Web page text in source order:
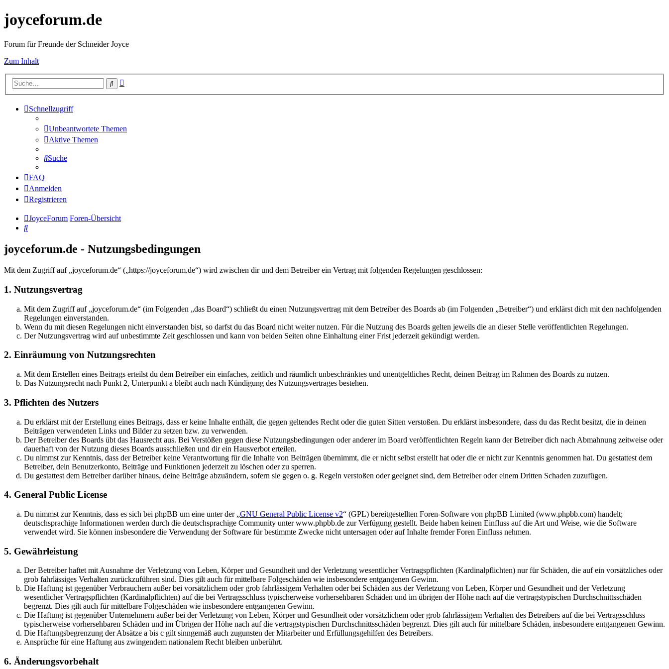
joyceforum.de
Forum für Freunde der Schneider Joyce
Zum Inhalt
Suche
Schnellzugriff
Unbeantwortete Themen
Aktive Themen
Suche
FAQ
Anmelden
Registrieren
JoyceForum Foren-Übersicht
Suche
joyceforum.de - Nutzungsbedingungen
Mit dem Zugriff auf „joyceforum.de“ („https://joyceforum.de“) wird zwischen dir und dem Betreiber ein Vertrag mit folgenden Regelungen geschlossen:
1. Nutzungsvertrag
Mit dem Zugriff auf „joyceforum.de“ (im Folgenden „das Board“) schließt du einen Nutzungsvertrag mit dem Betreiber des Boards ab (im Folgenden „Betreiber“) und erklärst dich mit den nachfolgenden
Regelungen einverstanden.
Wenn du mit diesen Regelungen nicht einverstanden bist, so darfst du das Board nicht weiter nutzen. Für die Nutzung des Boards gelten jeweils die an dieser Stelle veröffentlichten Regelungen.
Der Nutzungsvertrag wird auf unbestimmte Zeit geschlossen und kann von beiden Seiten ohne Einhaltung einer Frist jederzeit gekündigt werden.
2. Einräumung von Nutzungsrechten
Mit dem Erstellen eines Beitrags erteilst du dem Betreiber ein einfaches, zeitlich und räumlich unbeschränktes und unentgeltliches Recht, deinen Beitrag im Rahmen des Boards zu nutzen.
Das Nutzungsrecht nach Punkt 2, Unterpunkt a bleibt auch nach Kündigung des Nutzungsvertrages bestehen.
3. Pflichten des Nutzers
Du erklärst mit der Erstellung eines Beitrags, dass er keine Inhalte enthält, die gegen geltendes Recht oder die guten Sitten verstoßen. Du erklärst insbesondere, dass du das Recht besitzt, die in deinen
Beiträgen verwendeten Links und Bilder zu setzen bzw. zu verwenden.
Der Betreiber des Boards übt das Hausrecht aus. Bei Verstößen gegen diese Nutzungsbedingungen oder anderer im Board veröffentlichten Regeln kann der Betreiber dich nach Abmahnung zeitweise oder
dauerhaft von der Nutzung dieses Boards ausschließen und dir ein Hausverbot erteilen.
Du nimmst zur Kenntnis, dass der Betreiber keine Verantwortung für die Inhalte von Beiträgen übernimmt, die er nicht selbst erstellt hat oder die er nicht zur Kenntnis genommen hat. Du gestattest dem
Betreiber, dein Benutzerkonto, Beiträge und Funktionen jederzeit zu löschen oder zu sperren.
Du gestattest dem Betreiber darüber hinaus, deine Beiträge abzuändern, sofern sie gegen o. g. Regeln verstoßen oder geeignet sind, dem Betreiber oder einem Dritten Schaden zuzufügen.
4. General Public License
Du nimmst zur Kenntnis, dass es sich bei phpBB um eine unter der „GNU General Public License v2“ (GPL) bereitgestellten Foren-Software von phpBB Limited (www.phpbb.com) handelt;
deutschsprachige Informationen werden durch die deutschsprachige Community unter www.phpbb.de zur Verfügung gestellt. Beide haben keinen Einfluss auf die Art und Weise, wie die Software
verwendet wird. Sie können insbesondere die Verwendung der Software für bestimmte Zwecke nicht untersagen oder auf Inhalte fremder Foren Einfluss nehmen.
5. Gewährleistung
Der Betreiber haftet mit Ausnahme der Verletzung von Leben, Körper und Gesundheit und der Verletzung wesentlicher Vertragspflichten (Kardinalpflichten) nur für Schäden, die auf ein vorsätzliches oder
grob fahrlässiges Verhalten zurückzuführen sind. Dies gilt auch für mittelbare Folgeschäden wie insbesondere entgangenen Gewinn.
Die Haftung ist gegenüber Verbrauchern außer bei vorsätzlichem oder grob fahrlässigem Verhalten oder bei Schäden aus der Verletzung von Leben, Körper und Gesundheit und der Verletzung
wesentlicher Vertragspflichten (Kardinalpflichten) auf die bei Vertragsschluss typischerweise vorhersehbaren Schäden und im übrigen der Höhe nach auf die vertragstypischen Durchschnittsschäden
begrenzt. Dies gilt auch für mittelbare Folgeschäden wie insbesondere entgangenen Gewinn.
Die Haftung ist gegenüber Unternehmern außer bei der Verletzung von Leben, Körper und Gesundheit oder vorsätzlichem oder grob fahrlässigem Verhalten des Betreibers auf die bei Vertragsschluss
typischerweise vorhersehbaren Schäden und im Übrigen der Höhe nach auf die vertragstypischen Durchschnittsschäden begrenzt. Dies gilt auch für mittelbare Schäden, insbesondere entgangenen Gewinn.
Die Haftungsbegrenzung der Absätze a bis c gilt sinngemäß auch zugunsten der Mitarbeiter und Erfüllungsgehilfen des Betreibers.
Ansprüche für eine Haftung aus zwingendem nationalem Recht bleiben unberührt.
6. Änderungsvorbehalt